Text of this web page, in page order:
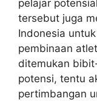
pelajar
tersebut juga
Indonesia
pembinaan
ditemukan
potensi, tentu
pertimbangan